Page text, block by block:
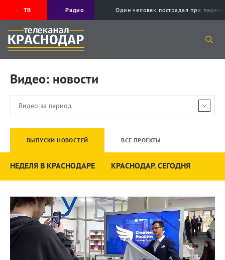
ТВ Радио Один человек пострадал при
Видео: новости
ВЫПУСКИ НОВОСТЕЙ ВСЕ ПРОЕКТЫ
НЕДЕЛЯ В КРАСНОДАРЕ КРАСНОДАР. СЕГОДНЯ